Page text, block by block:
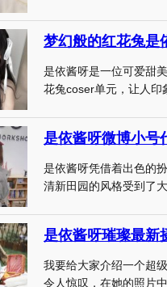
梦幻般的红花兔是
是依酱呀是一位可爱甜
花兔coser单元，让人
是依酱呀微博小号
是依酱呀凭借着出色的
清新田园的风格受到了
是依酱呀璀璨最新
我要给大家介绍一个超
令人惊叹，在她的照片